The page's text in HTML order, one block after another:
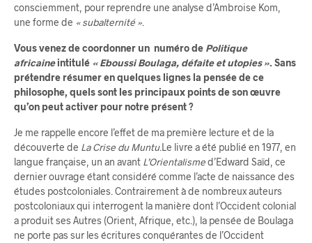
consciemment, pour reprendre une analyse d’Ambroise Kom,
une forme de « subalternité »
Vous venez de coordonner un numéro de Politique
africaineintitulé « Eboussi Boulaga, défaite et utopies ». Sans
prétendre résumer en quelques lignes la pensée de ce
philosophe, quels sont les principaux points de son œuvre
qu’on peut activer pour notre présent ?
Je me rappelle encore l’effet de ma première lecture et de la
découverte de La Crise du Muntu.Le livre a été publié en 1977, en
langue française, un an avant L’Orientalismed’Edward Saïd, ce
dernier ouvrage étant considéré comme l’acte de naissance des
études postcoloniales. Contrairement à de nombreux auteurs
postcoloniaux qui interrogent la manière dont l’Occident colonial
a produit ses Autres (Orient, Afrique, etc.), la pensée de Boulaga
ne porte pas sur les écritures conquérantes de l’Occident